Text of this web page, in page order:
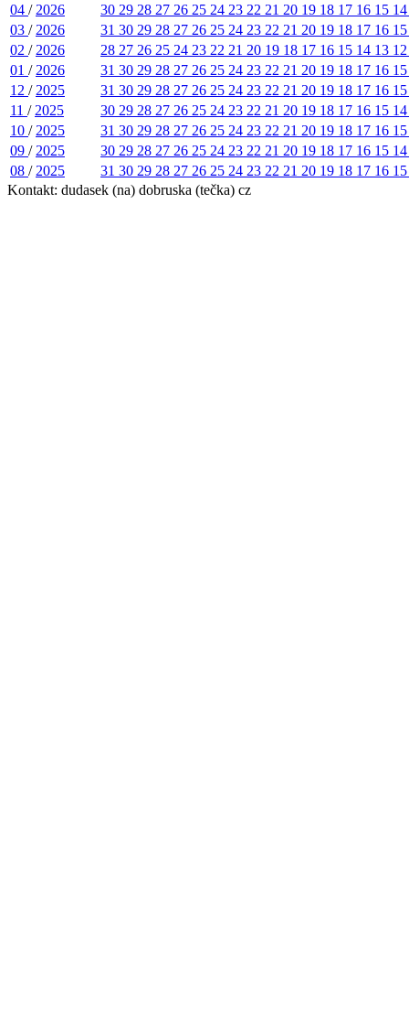
04 / 2026 30 29 28 27 26 25 24 23 22 21 20 19 18 17 16 15
03 / 2026 31 30 29 28 27 26 25 24 23 22 21 20 19 18 17 16
02 / 2026 28 27 26 25 24 23 22 21 20 19 18 17 16 15 14 13
01 / 2026 31 30 29 28 27 26 25 24 23 22 21 20 19 18 17 16
12 / 2025 31 30 29 28 27 26 25 24 23 22 21 20 19 18 17 16
11 / 2025 30 29 28 27 26 25 24 23 22 21 20 19 18 17 16 15
10 / 2025 31 30 29 28 27 26 25 24 23 22 21 20 19 18 17 16
09 / 2025 30 29 28 27 26 25 24 23 22 21 20 19 18 17 16 15
08 / 2025 31 30 29 28 27 26 25 24 23 22 21 20 19 18 17 16
Kontakt: dudasek (na) dobruska (tečka) cz